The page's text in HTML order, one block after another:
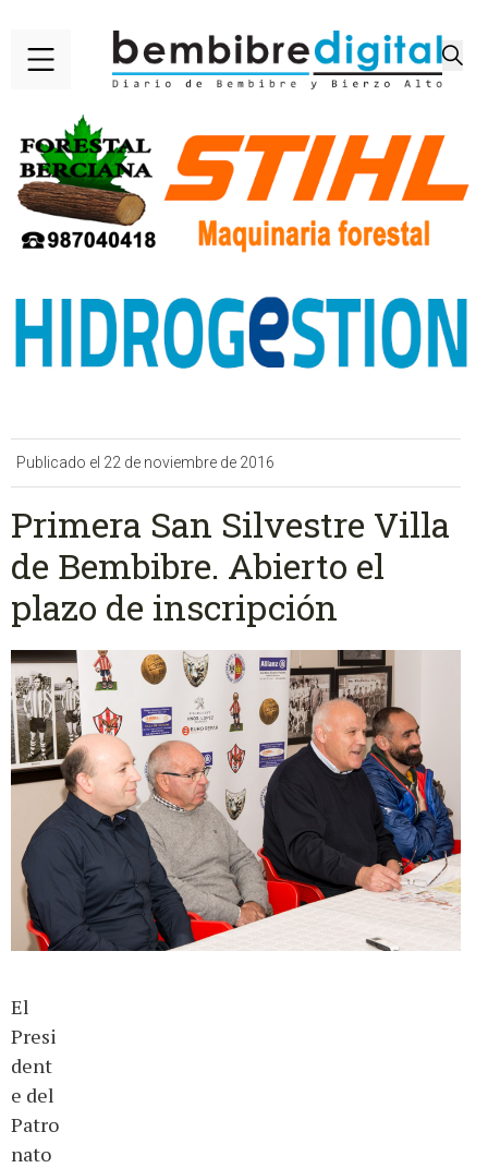
Publicado el 22 de noviembre de 2016
Primera San Silvestre Villa
de Bembibre. Abierto el
plazo de inscripción
El
Presi
dent
e del
Patro
nato